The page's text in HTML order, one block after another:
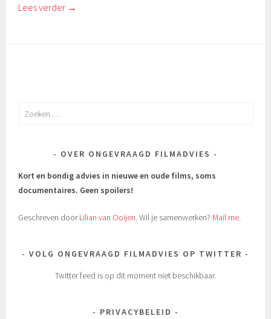
Lees verder →
Zoeken
OVER ONGEVRAAGD FILMADVIES
Kort en bondig advies in nieuwe en oude films, soms
documentaires. Geen spoilers!
Geschreven doorLilian van Ooijen. Wil je samenwerken? Mail me.
VOLG ONGEVRAAGD FILMADVIES OP TWITTER
Twitter feed is op dit moment niet beschikbaar.
PRIVACYBELEID